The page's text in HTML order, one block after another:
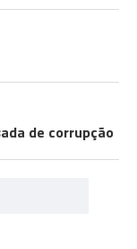
de corrupção